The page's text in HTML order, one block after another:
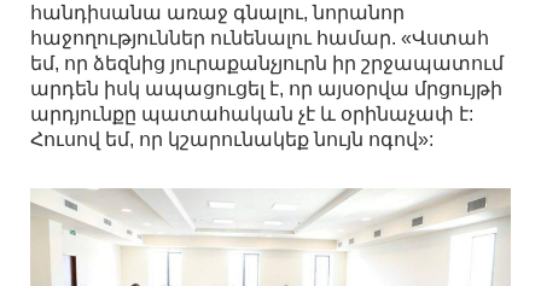
հանդիսանա առաջ գնալու, նորանոր
հաջողություններ ունենալու համար. «Վստահ
եմ, որ ձեզնից յուրաքանչյուրն իր շրջապատում
արդեն իսկ ապացուցել է, որ այսօրվա մրցույթի
արդյունքը պատահական չէ և օրինաչափ է:
Հուսով եմ, որ կշարունակեք նույն ոգով»: